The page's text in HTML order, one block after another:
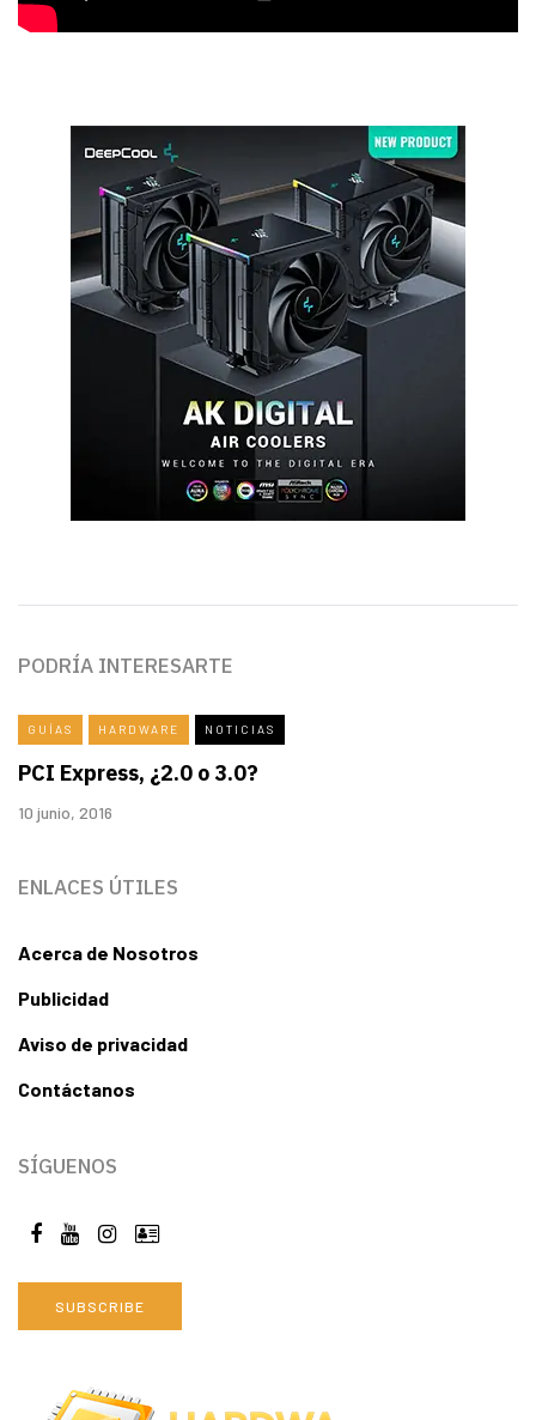
PODRÍA INTERESARTE
GUÍAS HARDWARE NOTICIAS
PCI Express, ¿2.0 o 3.0?
10 junio, 2016
ENLACES ÚTILES
Acerca de Nosotros
Publicidad
Aviso de privacidad
Contáctanos
SÍGUENOS
SUBSCRIBE